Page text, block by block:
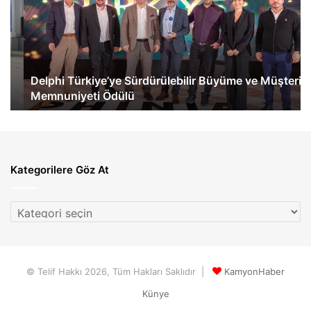
Büyüme
Müşteri
Memnuniyeti
Ödülü
Delphi Türkiye’ye Sürdürülebilir Büyüme ve Müşteri
Memnuniyeti Ödülü
İlk
Kategorilere Göz At
Kategorilere
Göz
© Telif Hakkı 2026, Tüm Hakları Saklıdır |
KamyonHaber
Künye